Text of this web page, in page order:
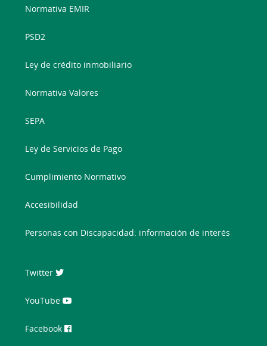
Normativa EMIR
PSD2
Ley de crédito inmobiliario
Normativa Valores
SEPA
Ley de Servicios de Pago
Cumplimiento Normativo
Accesibilidad
Personas con Discapacidad: información de interés
Twitter
YouTube
Facebook